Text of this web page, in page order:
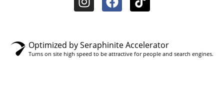
Optimized by Seraphinite Accelerator
Turns on site high speed to be attractive for people and search engines.